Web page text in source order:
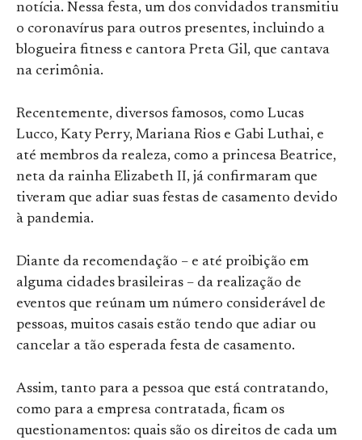
notícia. Nessa festa, um dos convidados transmitiu
o coronavírus para outros presentes, incluindo a
blogueira fitness e cantora Preta Gil, que cantava
na cerimônia.
Recentemente, diversos famosos, como Lucas
Lucco, Katy Perry, Mariana Rios e Gabi Luthai, e
até membros da realeza, como a princesa Beatrice,
neta da rainha Elizabeth II, já confirmaram que
tiveram que adiar suas festas de casamento devido
à pandemia.
Diante da recomendação – e até proibição em
alguma cidades brasileiras – da realização de
eventos que reúnam um número considerável de
pessoas, muitos casais estão tendo que adiar ou
cancelar a tão esperada festa de casamento.
Assim, tanto para a pessoa que está contratando,
como para a empresa contratada, ficam os
questionamentos: quais são os direitos de cada um